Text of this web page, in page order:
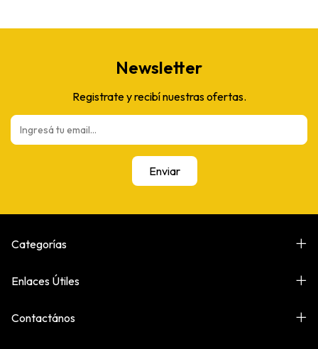
Newsletter
Registrate y recibí nuestras ofertas.
Categorías
Enlaces Útiles
Contactános